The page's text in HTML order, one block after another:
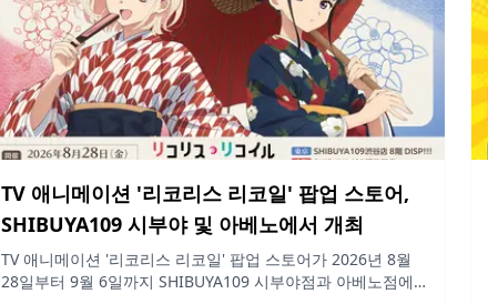
TV 애니메이션 '리코리스 리코일' 팝업 스토어,
SHIBUYA109 시부야 및 아베노에서 개최
TV 애니메이션 '리코리스 리코일' 팝업 스토어가 2026년 8월
28일부터 9월 6일까지 SHIBUYA109 시부야점과 아베노점에